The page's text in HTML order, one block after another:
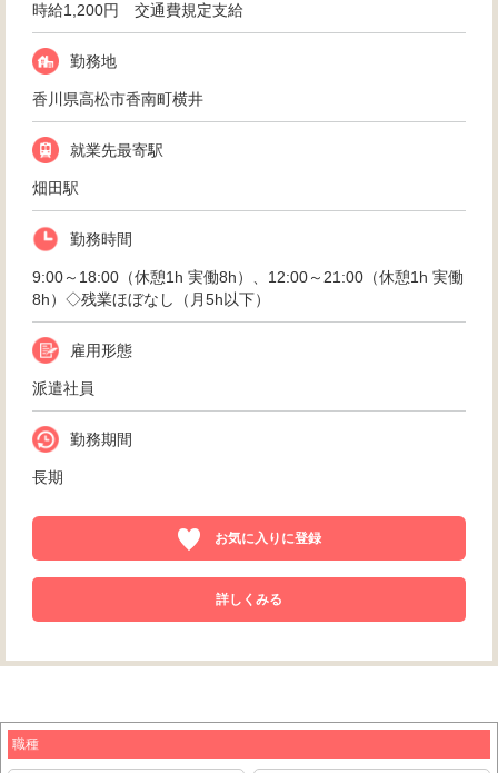
時給1,200円 交通費規定支給
勤務地
香川県高松市香南町横井
就業先最寄駅
畑田駅
勤務時間
9:00～18:00（休憩1h 実働8h）、12:00～21:00（休憩1h 実働
8h）◇残業ほぼなし（月5h以下）
雇用形態
派遣社員
勤務期間
長期
お気に入りに登録
詳しくみる
職種